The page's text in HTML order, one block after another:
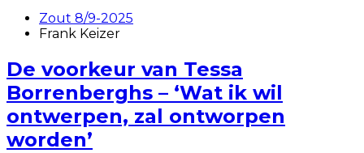
Zout 8/9-2025
Frank Keizer
De voorkeur van Tessa
Borrenberghs – ‘Wat ik wil
ontwerpen, zal ontworpen
worden’